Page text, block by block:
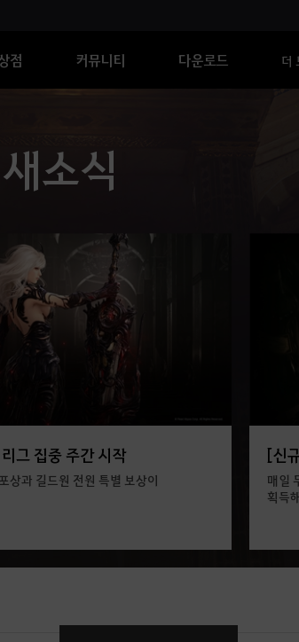
점 커뮤니티 다운로드 더
새소식
그 집중 주간 시작
상과 길드원 전원 특별 보상이
[신
매일
획득